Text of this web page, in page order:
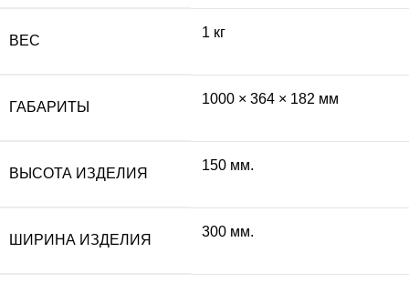
ВЕС
1 кг
ГАБАРИТЫ
1000 × 364 × 182 мм
ВЫСОТА ИЗДЕЛИЯ
150 мм.
ШИРИНА ИЗДЕЛИЯ
300 мм.